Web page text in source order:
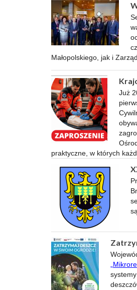
Małopolskiego, jak i
Już
praktyczne, w których